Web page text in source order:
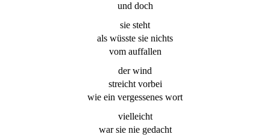
und doch
sie steht
als wüsste sie nichts
vom auffallen
der wind
streicht vorbei
wie ein vergessenes wort
vielleicht
war sie nie gedacht